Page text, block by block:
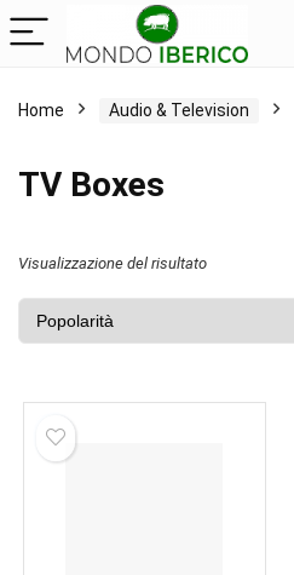
Home Audio & Television
TV Boxes
Visualizzazione del risultato